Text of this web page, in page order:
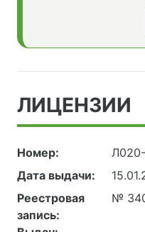
ЛИЦЕНЗИИ
Номер:
Дата выдачи:
Реестровая
запись:
№